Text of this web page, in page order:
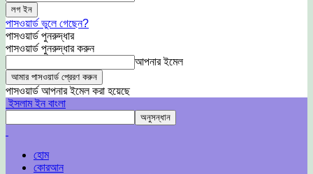
পাসওয়ার্ড ভুলে গেছেন?
পাসওয়ার্ড পুনরুদ্ধার
পাসওয়ার্ড পুনরুদ্ধার করুন
আপনার ইমেল
পাসওয়ার্ড আপনার ইমেল করা হয়েছে
ইসলাম ইন বাংলা
হোম
কোরআন